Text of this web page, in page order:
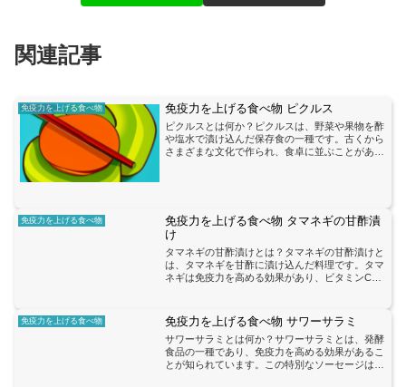
関連記事
免疫力を上げる食べ物 免疫力を上げる食べ物 ピクルス
ピクルスとは何か？ピクルスは、野菜や果物を酢
や塩水で漬け込んだ保存食の一種です。古くから
さまざまな文化で作られ、食卓に並ぶことがあり
免疫力を上げる食べ物
免疫力を上げる食べ物 タマネギの甘酢漬
け
タマネギの甘酢漬けとは？タマネギの甘酢漬けと
は、タマネギを甘酢に漬け込んだ料理です。タマ
ネギは免疫力を高める効果があり、ビタミンCや
れています。タマネギ...
免疫力を上げる食べ物 免疫力を上げる食べ物 サワーサラミ
サワーサラミとは何か？サワーサラミとは、発酵
食品の一種であり、免疫力を高める効果があるこ
とが知られています。この特別なソーセージは、